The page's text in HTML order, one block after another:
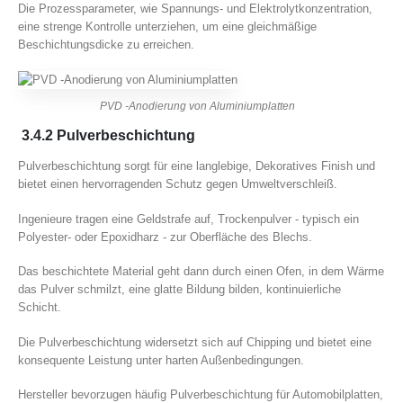
Die Prozessparameter, wie Spannungs- und Elektrolytkonzentration,
eine strenge Kontrolle unterziehen, um eine gleichmäßige
Beschichtungsdicke zu erreichen.
PVD -Anodierung von Aluminiumplatten
3.4.2 Pulverbeschichtung
Pulverbeschichtung sorgt für eine langlebige, Dekoratives Finish und
bietet einen hervorragenden Schutz gegen Umweltverschleiß.
Ingenieure tragen eine Geldstrafe auf, Trockenpulver - typisch ein
Polyester- oder Epoxidharz - zur Oberfläche des Blechs.
Das beschichtete Material geht dann durch einen Ofen, in dem Wärme
das Pulver schmilzt, eine glatte Bildung bilden, kontinuierliche
Schicht.
Die Pulverbeschichtung widersetzt sich auf Chipping und bietet eine
konsequente Leistung unter harten Außenbedingungen.
Hersteller bevorzugen häufig Pulverbeschichtung für Automobilplatten,